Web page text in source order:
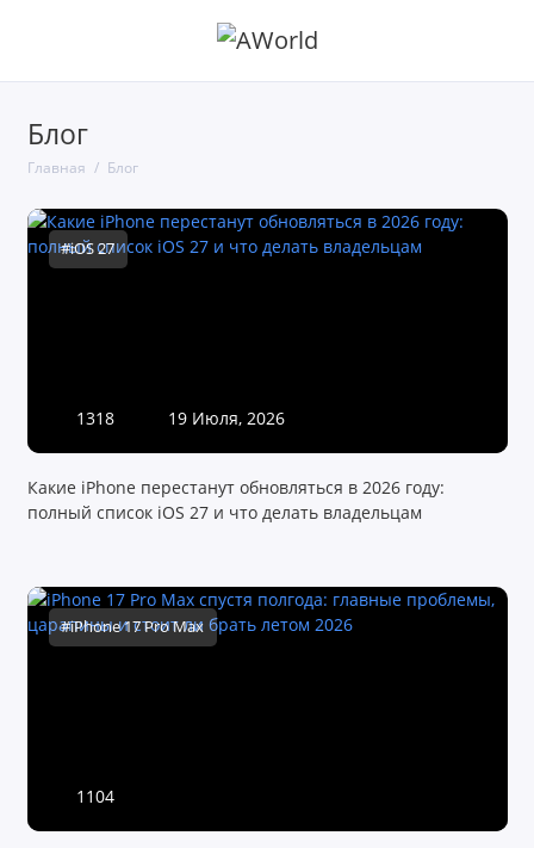
Блог
Главная Блог
#iOS 27
1318 19 Июля, 2026
Какие iPhone перестанут обновляться в 2026 году:
полный список iOS 27 и что делать владельцам
#iPhone 17 Pro Max
1104